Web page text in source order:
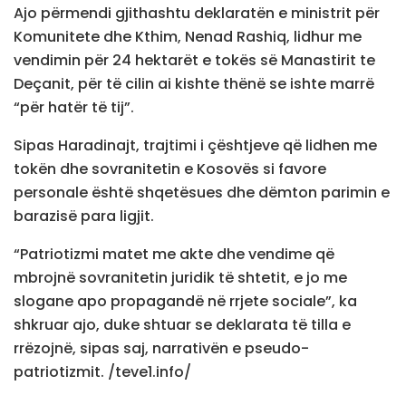
Ajo përmendi gjithashtu deklaratën e ministrit për
Komunitete dhe Kthim, Nenad Rashiq, lidhur me
vendimin për 24 hektarët e tokës së Manastirit te
Deçanit, për të cilin ai kishte thënë se ishte marrë
“për hatër të tij”.
Sipas Haradinajt, trajtimi i çështjeve që lidhen me
tokën dhe sovranitetin e Kosovës si favore
personale është shqetësues dhe dëmton parimin e
barazisë para ligjit.
“Patriotizmi matet me akte dhe vendime që
mbrojnë sovranitetin juridik të shtetit, e jo me
slogane apo propagandë në rrjete sociale”, ka
shkruar ajo, duke shtuar se deklarata të tilla e
rrëzojnë, sipas saj, narrativën e pseudo-
patriotizmit. /teve1.info/